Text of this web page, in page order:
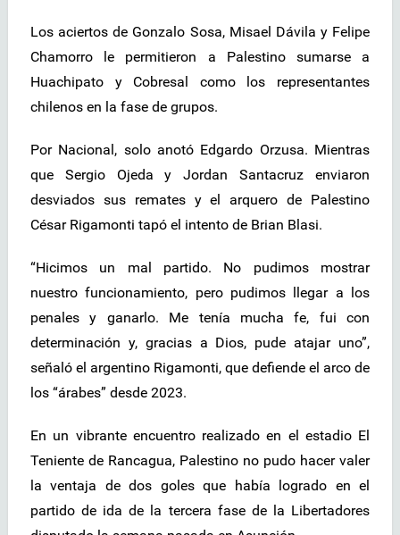
Los aciertos de Gonzalo Sosa, Misael Dávila y Felipe
Chamorro le permitieron a Palestino sumarse a
Huachipato y Cobresal como los representantes
chilenos en la fase de grupos.
Por Nacional, solo anotó Edgardo Orzusa. Mientras
que Sergio Ojeda y Jordan Santacruz enviaron
desviados sus remates y el arquero de Palestino
César Rigamonti tapó el intento de Brian Blasi.
“Hicimos un mal partido. No pudimos mostrar
nuestro funcionamiento, pero pudimos llegar a los
penales y ganarlo. Me tenía mucha fe, fui con
determinación y, gracias a Dios, pude atajar uno”,
señaló el argentino Rigamonti, que defiende el arco de
los “árabes” desde 2023.
En un vibrante encuentro realizado en el estadio El
Teniente de Rancagua, Palestino no pudo hacer valer
la ventaja de dos goles que había logrado en el
partido de ida de la tercera fase de la Libertadores